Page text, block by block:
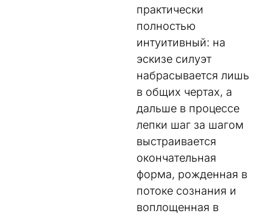
практически
полностью
интуитивный: на
эскизе силуэт
набрасывается лишь
в общих чертах, а
дальше в процессе
лепки шаг за шагом
выстраивается
окончательная
форма, рожденная в
потоке сознания и
воплощенная в